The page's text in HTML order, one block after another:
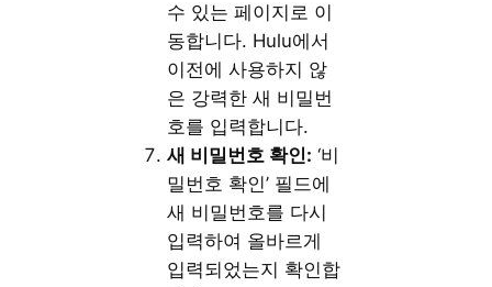
수 있는 페이지로 이
동합니다. Hulu에서
이전에 사용하지 않
은 강력한 새 비밀번
호를 입력합니다.
새 비밀번호 확인: ‘비
밀번호 확인’ 필드에
새 비밀번호를 다시
입력하여 올바르게
입력되었는지 확인합